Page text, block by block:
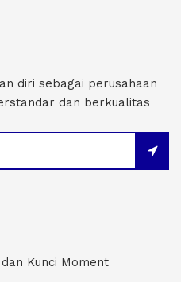
diri sebagai perusahaan
dan berkualitas
Kunci Moment